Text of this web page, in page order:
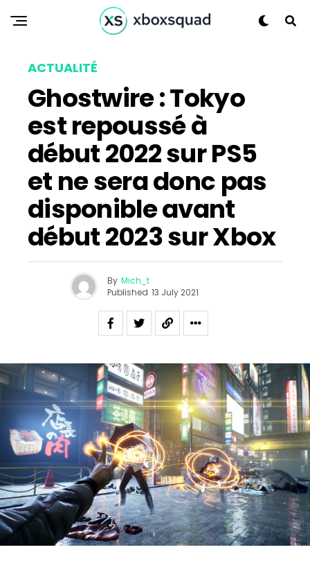
ACTUALITÉ
Ghostwire : Tokyo
est repoussé à
début 2022 sur PS5
et ne sera donc pas
disponible avant
début 2023 sur Xbox
By Mich_t
Published 13 July 2021